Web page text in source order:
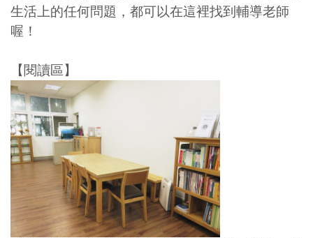
生活上的任何問題，都可以在這裡找到輔導老師
喔！
【閱讀區】